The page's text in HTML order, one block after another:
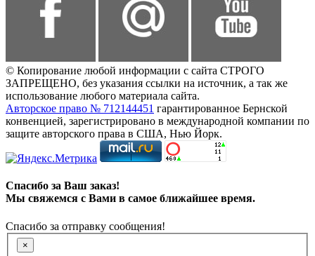
© Копирование любой информации с сайта СТРОГО
ЗАПРЕЩЕНО, без указания ссылки на источник, а так же
использование любого материала сайта.
Авторское право № 712144451 гарантированное Бернской
конвенцией, зарегистрировано в международной компании по
защите авторского права в США, Нью Йорк.
Спасибо за Ваш заказ!
Мы свяжемся с Вами в самое ближайшее время.
Спасибо за отправку сообщения!
×